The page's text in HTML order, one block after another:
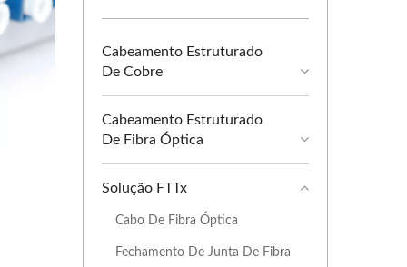
Cabeamento Estruturado
De Cobre
Cabeamento Estruturado
De Fibra Óptica
Solução FTTx
Cabo De Fibra Óptica
Fechamento De Junta De Fibra